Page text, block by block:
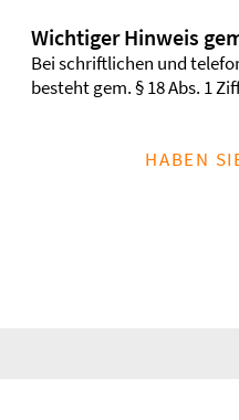
Wichtiger Hinweis
Bei schriftlichen und
besteht gem. § 18 Abs. 1
HABEN